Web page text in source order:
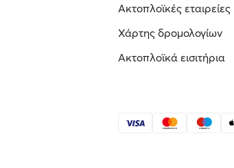
Ακτοπλοϊκές εταιρείες
Χάρτης δρομολογίων
Ακτοπλοϊκά εισιτήρια